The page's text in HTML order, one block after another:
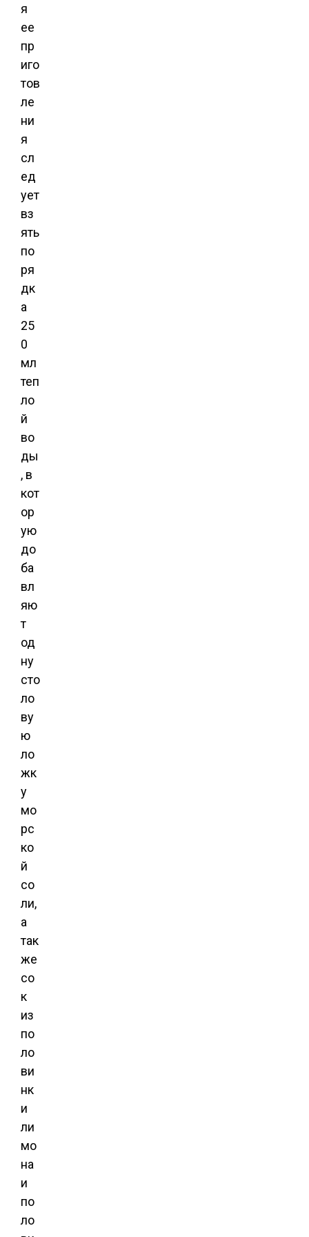
я
ее
пр
иго
тов
ле
ни
я
сл
ед
ует
вз
ять
по
ря
дк
а
25
0
мл
теп
ло
й
во
ды
, в
кот
ор
ую
до
ба
вл
яю
т
од
ну
сто
ло
ву
ю
ло
жк
у
мо
рс
ко
й
со
ли,
а
так
же
со
к
из
по
ло
ви
нк
и
ли
мо
на
и
по
ло